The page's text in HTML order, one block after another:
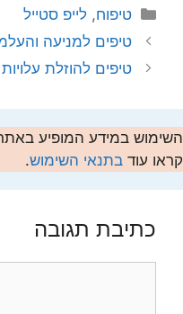
קטגוריות
טיפוח,לייפ סטייל
טיפים למניעה
טיפים להוזלת
השימוש במידע המופיע
קראו עוד בתנאי השימוש.
כתיבת תגובה